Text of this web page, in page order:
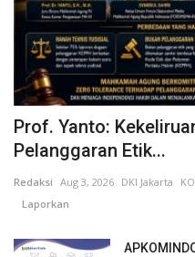
Prof. Yanto:
Pelanggaran Etik...
Redaksi Aug 3, 2026 DKI Jakarta
Laporkan